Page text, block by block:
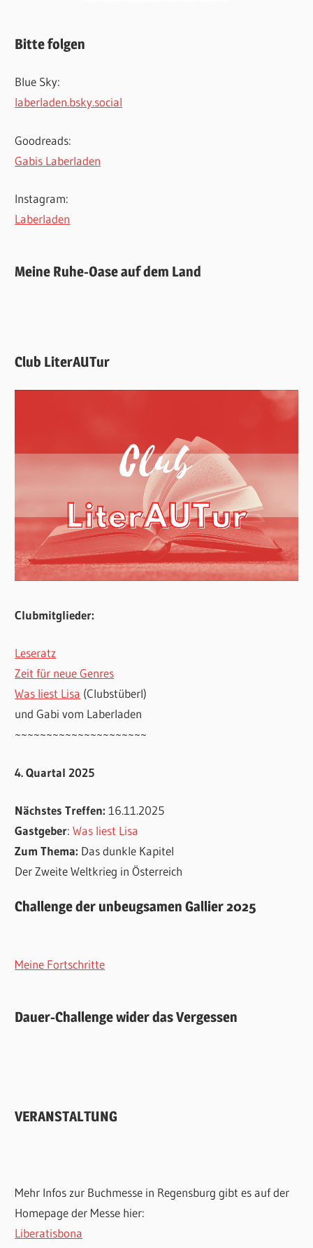
Bitte folgen
Blue Sky:
laberladen.bsky.social
Goodreads:
Gabis Laberladen
Instagram:
Laberladen
Meine Ruhe-Oase auf dem Land
Club LiterAUTur
Clubmitglieder:
Leseratz
Zeit für neue Genres
Was liest Lisa (Clubstüberl)
und Gabi vom Laberladen
~~~~~~~~~~~~~~~~~~~~~
4. Quartal 2025
Nächstes Treffen:16.11.2025
Gastgeber:Was liest Lisa
Zum Thema: Das dunkle Kapitel
Der Zweite Weltkrieg in Österreich
Challenge der unbeugsamen Gallier 2025
Meine Fortschritte
Dauer-Challenge wider das Vergessen
VERANSTALTUNG
Mehr Infos zur Buchmesse in Regensburg gibt es auf der
Homepage der Messe hier:
Liberatisbona